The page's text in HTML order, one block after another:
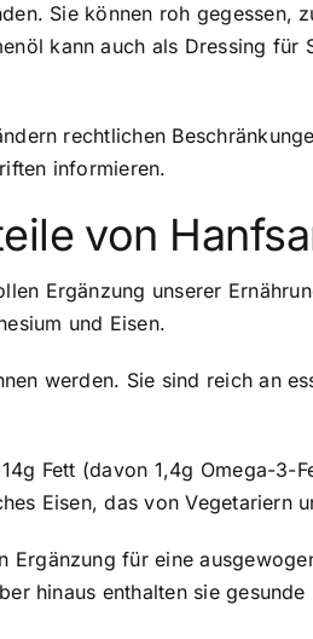
Sie können roh gegessen,
kann auch als Dressing für
rechtlichen
informieren.
von
Ergänzung unserer
und Eisen.
werden. Sie sind reich an
Fett (davon 1,4g Omega-3-
Eisen, das von Vegetariern
für eine
hinaus enthalten sie